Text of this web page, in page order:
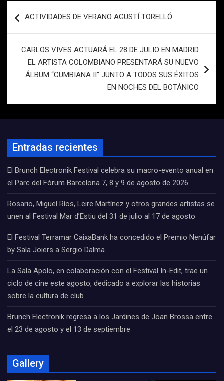
de
ACTIVIDADES DE VERANO AGUSTÍ TORELLÓ
CARLOS VIVES ACTUARÁ EL 28 DE JULIO EN MADRID
EL ARTISTA COLOMBIANO PRESENTARÁ SU NUEVO
ÁLBUM “CUMBIANA II” JUNTO A TODOS SUS ÉXITOS
EN NOCHES DEL BOTÁNICO
Entradas recientes
El Brunch Electronik Festival celebra su macro-evento anual en
el Parc del Fòrum Barcelona 7, 8 y 9 de agosto de 2026
Rosario, Miguel Ríos, Leire Martínez y otros grandes artistas se
unen al Festival Mar d’Estiu del 31 de julio al 17 de agosto
El Festival Terramar CaixaBank ha concedido el Premio Nenúfar
by Sala Joiers a Sergio Dalma.
La Sala Apolo, en colaboración con el Festival In-Edit, trae un
ciclo de cine este agosto, dedicado a explorar las historias
sobre la cultura de club
Brunch Electronik regresa a los Jardines de Joan Brossa entre
el 23 de agosto y el 13 de septiembre
Gallery